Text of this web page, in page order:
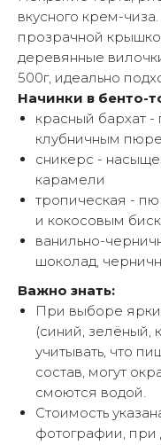
вкусного крем-
прозрачной
деревянные
500г, идеально
Начинки в бенто-
красный бархат
клубничным пюре
сникерс -
карамели
тропическая -
и кокосовым
ванильно-
шоколад,
Важно знать:
При выборе
(синий, зелёный,
учитывать, что
состав, могут
смоются водой.
Стоимость
фотографии, при